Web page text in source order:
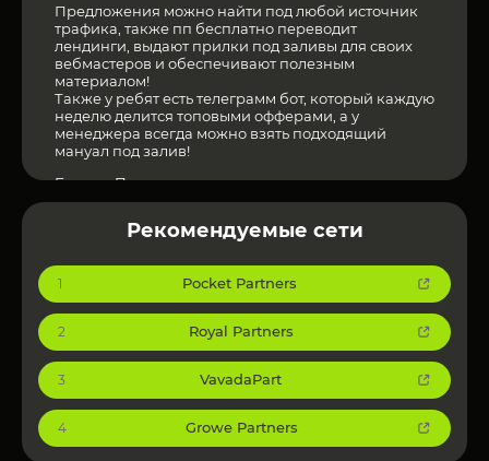
Предложения можно найти под любой источник
трафика, также пп бесплатно переводит
лендинги, выдают прилки под заливы для своих
вебмастеров и обеспечивают полезным
материалом!
Также у ребят есть телеграмм бот, который каждую
неделю делится топовыми офферами, а у
менеджера всегда можно взять подходящий
мануал под залив!
Больше Партнерских программ можно увидеть
перейдяпо ссылке.
Рекомендуемые сети
1 Pocket Partners
2 Royal Partners
3 VavadaPart
4 Growe Partners